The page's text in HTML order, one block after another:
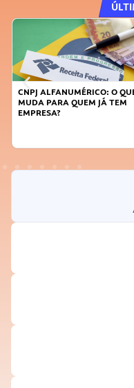
DICAS PARA OBTER